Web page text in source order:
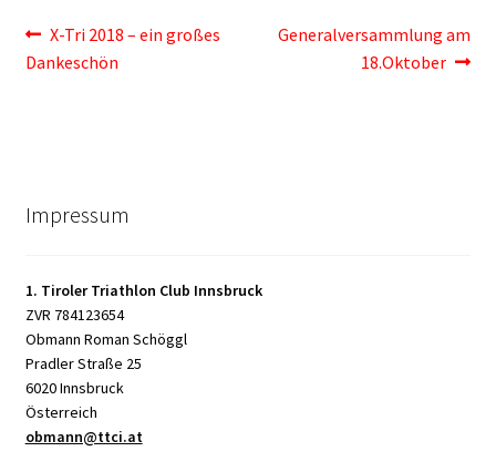
Beitragsnavigation
Vorheriger
Beitrag:
X-Tri 2018 – ein großes
Dankeschön
Nächster
Generalversammlung am
18.Oktober
Impressum
1. Tiroler Triathlon Club Innsbruck
ZVR 784123654
Obmann Roman Schöggl
Pradler Straße 25
6020 Innsbruck
Österreich
obmann@ttci.at